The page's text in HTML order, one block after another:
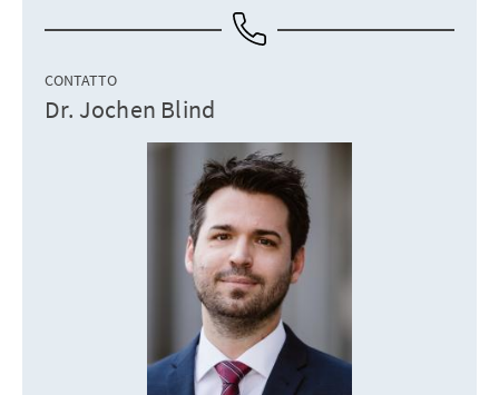
CONTATTO
Dr. Jochen Blind